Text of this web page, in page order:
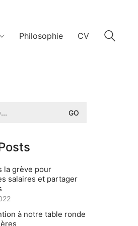
Philosophie CV
la grève pour
salaires et partager
à notre table ronde